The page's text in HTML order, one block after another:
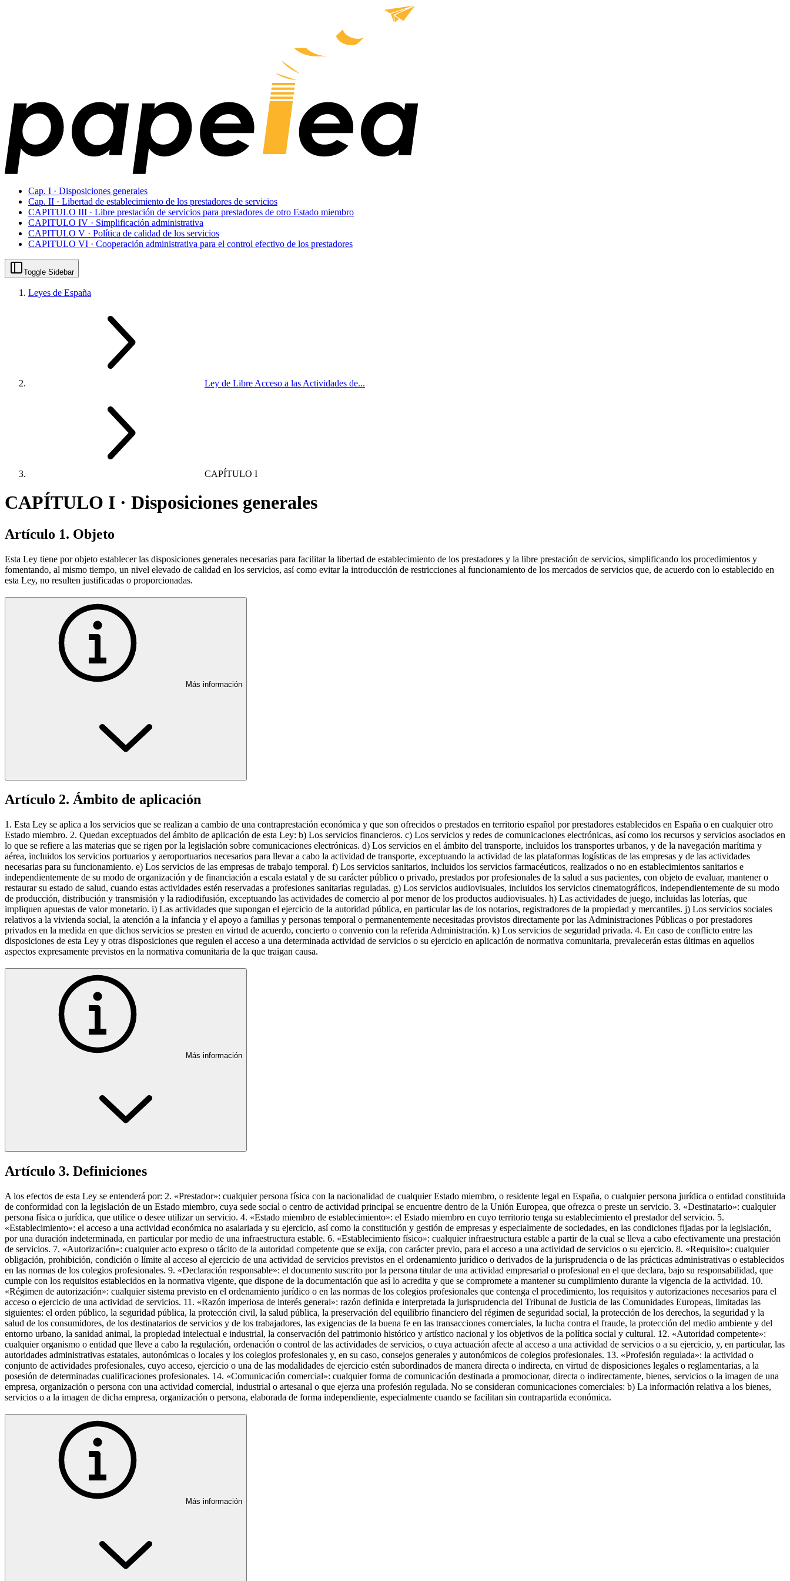
Cap. I · Disposiciones generales
Cap. II · Libertad de establecimiento de los prestadores de servicios
CAPITULO III · Libre prestación de servicios para prestadores de otro Estado miembro
CAPITULO IV · Simplificación administrativa
CAPITULO V · Política de calidad de los servicios
CAPITULO VI · Cooperación administrativa para el control efectivo de los prestadores
Toggle Sidebar
Leyes de España
Ley de Libre Acceso a las Actividades de...
CAPÍTULO I
CAPÍTULO I · Disposiciones generales
Artículo 1. Objeto
Esta Ley tiene por objeto establecer las disposiciones generales necesarias para facilitar la libertad de establecimiento de los prestadores y la libre prestación de servicios, simplificando los procedimientos y
fomentando, al mismo tiempo, un nivel elevado de calidad en los servicios, así como evitar la introducción de restricciones al funcionamiento de los mercados de servicios que, de acuerdo con lo establecido en
esta Ley, no resulten justificadas o proporcionadas.
Más información
Artículo 2. Ámbito de aplicación
1. Esta Ley se aplica a los servicios que se realizan a cambio de una contraprestación económica y que son ofrecidos o prestados en territorio español por prestadores establecidos en España o en cualquier otro
Estado miembro. 2. Quedan exceptuados del ámbito de aplicación de esta Ley: b) Los servicios financieros. c) Los servicios y redes de comunicaciones electrónicas, así como los recursos y servicios asociados en
lo que se refiere a las materias que se rigen por la legislación sobre comunicaciones electrónicas. d) Los servicios en el ámbito del transporte, incluidos los transportes urbanos, y de la navegación marítima y
aérea, incluidos los servicios portuarios y aeroportuarios necesarios para llevar a cabo la actividad de transporte, exceptuando la actividad de las plataformas logísticas de las empresas y de las actividades
necesarias para su funcionamiento. e) Los servicios de las empresas de trabajo temporal. f) Los servicios sanitarios, incluidos los servicios farmacéuticos, realizados o no en establecimientos sanitarios e
independientemente de su modo de organización y de financiación a escala estatal y de su carácter público o privado, prestados por profesionales de la salud a sus pacientes, con objeto de evaluar, mantener o
restaurar su estado de salud, cuando estas actividades estén reservadas a profesiones sanitarias reguladas. g) Los servicios audiovisuales, incluidos los servicios cinematográficos, independientemente de su modo
de producción, distribución y transmisión y la radiodifusión, exceptuando las actividades de comercio al por menor de los productos audiovisuales. h) Las actividades de juego, incluidas las loterías, que
impliquen apuestas de valor monetario. i) Las actividades que supongan el ejercicio de la autoridad pública, en particular las de los notarios, registradores de la propiedad y mercantiles. j) Los servicios sociales
relativos a la vivienda social, la atención a la infancia y el apoyo a familias y personas temporal o permanentemente necesitadas provistos directamente por las Administraciones Públicas o por prestadores
privados en la medida en que dichos servicios se presten en virtud de acuerdo, concierto o convenio con la referida Administración. k) Los servicios de seguridad privada. 4. En caso de conflicto entre las
disposiciones de esta Ley y otras disposiciones que regulen el acceso a una determinada actividad de servicios o su ejercicio en aplicación de normativa comunitaria, prevalecerán estas últimas en aquellos
aspectos expresamente previstos en la normativa comunitaria de la que traigan causa.
Más información
Artículo 3. Definiciones
A los efectos de esta Ley se entenderá por: 2. «Prestador»: cualquier persona física con la nacionalidad de cualquier Estado miembro, o residente legal en España, o cualquier persona jurídica o entidad constituida
de conformidad con la legislación de un Estado miembro, cuya sede social o centro de actividad principal se encuentre dentro de la Unión Europea, que ofrezca o preste un servicio. 3. «Destinatario»: cualquier
persona física o jurídica, que utilice o desee utilizar un servicio. 4. «Estado miembro de establecimiento»: el Estado miembro en cuyo territorio tenga su establecimiento el prestador del servicio. 5.
«Establecimiento»: el acceso a una actividad económica no asalariada y su ejercicio, así como la constitución y gestión de empresas y especialmente de sociedades, en las condiciones fijadas por la legislación,
por una duración indeterminada, en particular por medio de una infraestructura estable. 6. «Establecimiento físico»: cualquier infraestructura estable a partir de la cual se lleva a cabo efectivamente una prestación
de servicios. 7. «Autorización»: cualquier acto expreso o tácito de la autoridad competente que se exija, con carácter previo, para el acceso a una actividad de servicios o su ejercicio. 8. «Requisito»: cualquier
obligación, prohibición, condición o límite al acceso al ejercicio de una actividad de servicios previstos en el ordenamiento jurídico o derivados de la jurisprudencia o de las prácticas administrativas o establecidos
en las normas de los colegios profesionales. 9. «Declaración responsable»: el documento suscrito por la persona titular de una actividad empresarial o profesional en el que declara, bajo su responsabilidad, que
cumple con los requisitos establecidos en la normativa vigente, que dispone de la documentación que así lo acredita y que se compromete a mantener su cumplimiento durante la vigencia de la actividad. 10.
«Régimen de autorización»: cualquier sistema previsto en el ordenamiento jurídico o en las normas de los colegios profesionales que contenga el procedimiento, los requisitos y autorizaciones necesarios para el
acceso o ejercicio de una actividad de servicios. 11. «Razón imperiosa de interés general»: razón definida e interpretada la jurisprudencia del Tribunal de Justicia de las Comunidades Europeas, limitadas las
siguientes: el orden público, la seguridad pública, la protección civil, la salud pública, la preservación del equilibrio financiero del régimen de seguridad social, la protección de los derechos, la seguridad y la
salud de los consumidores, de los destinatarios de servicios y de los trabajadores, las exigencias de la buena fe en las transacciones comerciales, la lucha contra el fraude, la protección del medio ambiente y del
entorno urbano, la sanidad animal, la propiedad intelectual e industrial, la conservación del patrimonio histórico y artístico nacional y los objetivos de la política social y cultural. 12. «Autoridad competente»:
cualquier organismo o entidad que lleve a cabo la regulación, ordenación o control de las actividades de servicios, o cuya actuación afecte al acceso a una actividad de servicios o a su ejercicio, y, en particular, las
autoridades administrativas estatales, autonómicas o locales y los colegios profesionales y, en su caso, consejos generales y autonómicos de colegios profesionales. 13. «Profesión regulada»: la actividad o
conjunto de actividades profesionales, cuyo acceso, ejercicio o una de las modalidades de ejercicio estén subordinados de manera directa o indirecta, en virtud de disposiciones legales o reglamentarias, a la
posesión de determinadas cualificaciones profesionales. 14. «Comunicación comercial»: cualquier forma de comunicación destinada a promocionar, directa o indirectamente, bienes, servicios o la imagen de una
empresa, organización o persona con una actividad comercial, industrial o artesanal o que ejerza una profesión regulada. No se consideran comunicaciones comerciales: b) La información relativa a los bienes,
servicios o a la imagen de dicha empresa, organización o persona, elaborada de forma independiente, especialmente cuando se facilitan sin contrapartida económica.
Más información